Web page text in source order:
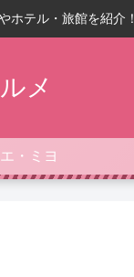
ホテル・旅館を紹介！
メ
・ミヨ